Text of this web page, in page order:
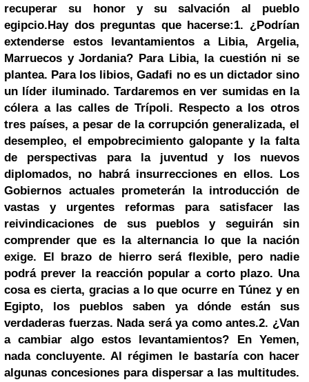
recuperar su honor y su salvación al pueblo
egipcio. Hay dos preguntas que hacerse:1. ¿Podrían
extenderse estos levantamientos a Libia, Argelia,
Marruecos y Jordania? Para Libia, la cuestión ni se
plantea. Para los libios, Gadafi no es un dictador sino
un líder iluminado. Tardaremos en ver sumidas en la
cólera a las calles de Trípoli. Respecto a los otros
tres países, a pesar de la corrupción generalizada, el
desempleo, el empobrecimiento galopante y la falta
de perspectivas para la juventud y los nuevos
diplomados, no habrá insurrecciones en ellos. Los
Gobiernos actuales prometerán la introducción de
vastas y urgentes reformas para satisfacer las
reivindicaciones de sus pueblos y seguirán sin
comprender que es la alternancia lo que la nación
exige. El brazo de hierro será flexible, pero nadie
podrá prever la reacción popular a corto plazo. Una
cosa es cierta, gracias a lo que ocurre en Túnez y en
Egipto, los pueblos saben ya dónde están sus
verdaderas fuerzas. Nada será ya como antes.2. ¿Van
a cambiar algo estos levantamientos? En Yemen,
nada concluyente. Al régimen le bastaría con hacer
algunas concesiones para dispersar a las multitudes.